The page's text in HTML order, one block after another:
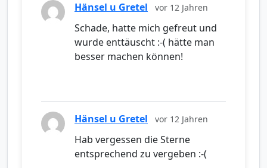
Hänsel u Gretel vor 12 Jahren
Schade, hatte mich gefreut und
wurde enttäuscht :-( hätte man
besser machen können!
Hänsel u Gretel vor 12 Jahren
Hab vergessen die Sterne
entsprechend zu vergeben :-(